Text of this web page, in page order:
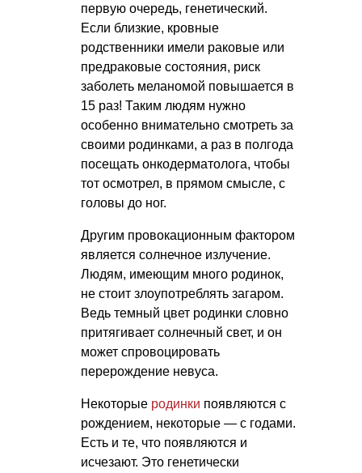
первую очередь, генетический.
Если близкие, кровные
родственники имели раковые или
предраковые состояния, риск
заболеть меланомой повышается в
15 раз! Таким людям нужно
особенно внимательно смотреть за
своими родинками, а раз в полгода
посещать онкодерматолога, чтобы
тот осмотрел, в прямом смысле, с
головы до ног.
Другим провокационным фактором
является солнечное излучение.
Людям, имеющим много родинок,
не стоит злоупотреблять загаром.
Ведь темный цвет родинки словно
притягивает солнечный свет, и он
может спровоцировать
перерождение невуса.
Некоторые родинки появляются с
рождением, некоторые — с годами.
Есть и те, что появляются и
исчезают. Это генетически